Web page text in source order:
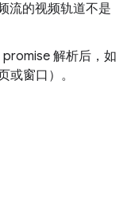
流的视频轨道不是
promise 解析后，如
或窗口）。